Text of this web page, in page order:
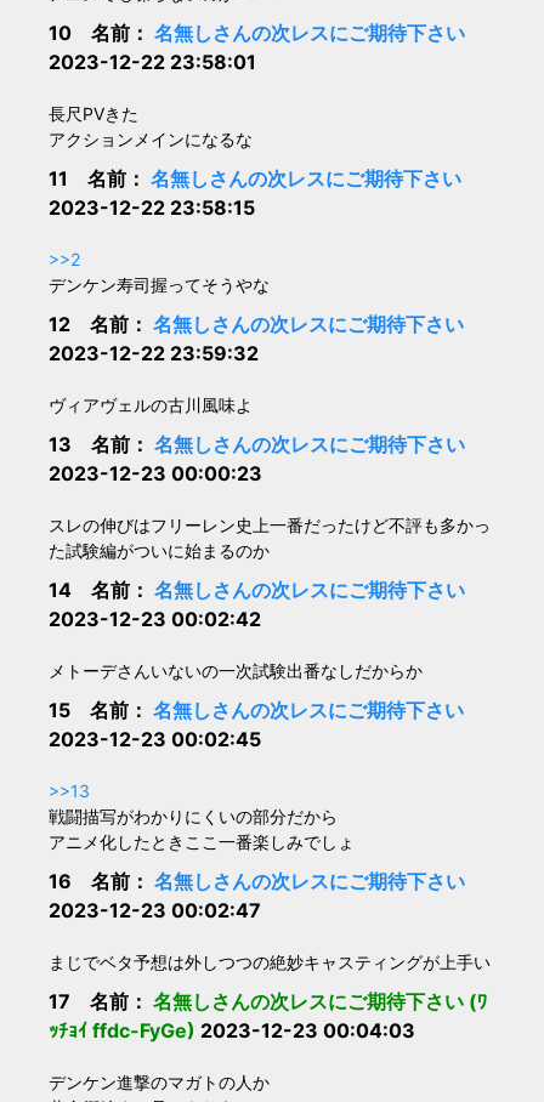
10 名前： 名無しさんの次レスにご期待下さい
2023-12-22 23:58:01
長尺PVきた
アクションメインになるな
11 名前： 名無しさんの次レスにご期待下さい
2023-12-22 23:58:15
>>2
デンケン寿司握ってそうやな
12 名前： 名無しさんの次レスにご期待下さい
2023-12-22 23:59:32
ヴィアヴェルの古川風味よ
13 名前： 名無しさんの次レスにご期待下さい
2023-12-23 00:00:23
スレの伸びはフリーレン史上一番だったけど不評も多かっ
た試験編がついに始まるのか
14 名前： 名無しさんの次レスにご期待下さい
2023-12-23 00:02:42
メトーデさんいないの一次試験出番なしだからか
15 名前： 名無しさんの次レスにご期待下さい
2023-12-23 00:02:45
>>13
戦闘描写がわかりにくいの部分だから
アニメ化したときここ一番楽しみでしょ
16 名前： 名無しさんの次レスにご期待下さい
2023-12-23 00:02:47
まじでベタ予想は外しつつの絶妙キャスティングが上手い
17 名前： 名無しさんの次レスにご期待下さい (ﾜ
ｯﾁｮｲ ffdc-FyGe) 2023-12-23 00:04:03
デンケン進撃のマガトの人か